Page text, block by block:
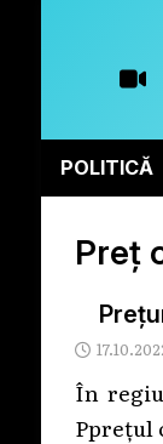
POLITICĂ
Preț
În
Pprețul